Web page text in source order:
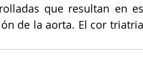
que resultan en
de la aorta. El cor